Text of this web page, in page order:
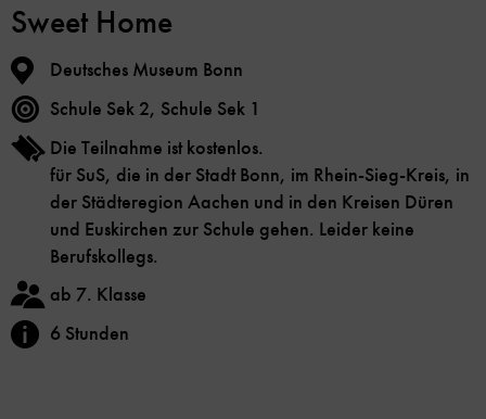
Sweet Home
Deutsches Museum Bonn
Schule Sek 2, Schule Sek 1
Die Teilnahme ist kostenlos.
für SuS, die in der Stadt Bonn, im Rhein-Sieg-Kreis, in
der Städteregion Aachen und in den Kreisen Düren
und Euskirchen zur Schule gehen. Leider keine
Berufskollegs.
ab 7. Klasse
6 Stunden